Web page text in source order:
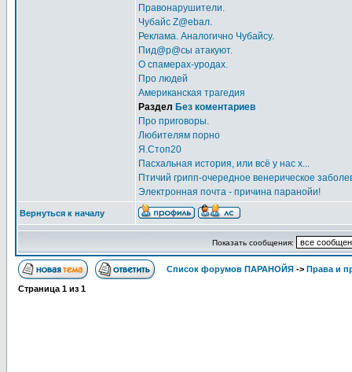
Правонарушители.
Чубайс Z@еbал.
Реклама. Аналогично Чубайсу.
Пид@p@сы атакуют.
О спамерах-уродах.
Про людей
Американская трагедия
Раздел Без коментариев
Про приговоры.
Любителям порно
Я.Стоп20
Пасхальная история, или всё у нас х...
Птичий грипп-очередное венерическое
Электронная почта - причина паранойи!
Вернуться к началу
Показать сообщения:
Список форумов ПАРАНОЙЯ -> Права и
Страница 1 из 1